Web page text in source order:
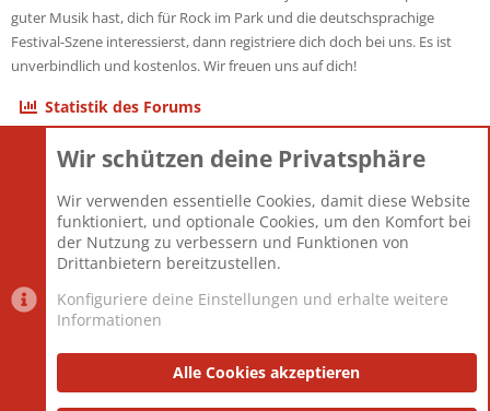
guter Musik hast, dich für Rock im Park und die deutschsprachige
Festival-Szene interessierst, dann registriere dich doch bei uns. Es ist
unverbindlich und kostenlos. Wir freuen uns auf dich!
Statistik des Forums
Themen
Mitglieder
12.427
Neuestes Mitglied
Berlin
Datenschutzerklärung Impressum
Wir schützen deine Privatsphäre
Wir verwenden essentielle Cookies, damit diese Website
funktioniert, und optionale Cookies, um den Komfort bei
der Nutzung zu verbessern und Funktionen von
Drittanbietern bereitzustellen.
Konfiguriere deine Einstellungen und erhalte weitere
Informationen
Alle Cookies akzeptieren